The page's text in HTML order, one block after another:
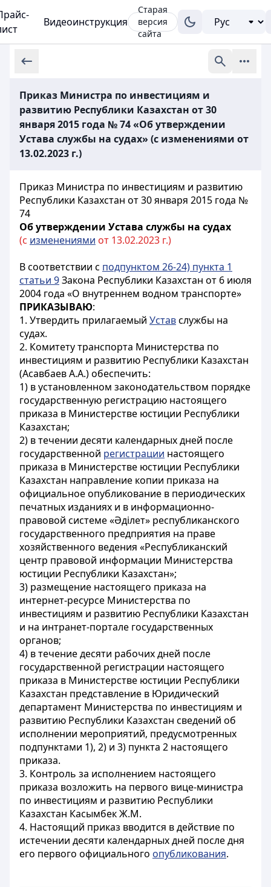
Видеоинструкция
Старая
версия
сайта
Приказ Министра по инвестициям и
развитию Республики Казахстан от 30
января 2015 года № 74 «Об утверждении
Устава службы на судах» (с изменениями от
13.02.2023 г.)
Приказ Министра по инвестициям и развитию
Республики Казахстан от 30 января 2015 года №
74
Об утверждении Устава службы на судах
(с изменениями от 13.02.2023 г.)
В соответствии с подпунктом 26-24) пункта 1
статьи 9Закона Республики Казахстан от 6 июля
2004 года «О внутреннем водном транспорте»
ПРИКАЗЫВАЮ:
1. Утвердить прилагаемый Уставслужбы на
судах.
2. Комитету транспорта Министерства по
инвестициям и развитию Республики Казахстан
(Асавбаев А.А.) обеспечить:
1) в установленном законодательством порядке
государственную регистрацию настоящего
приказа в Министерстве юстиции Республики
Казахстан;
2) в течении десяти календарных дней после
государственной регистрации настоящего
приказа в Министерстве юстиции Республики
Казахстан направление копии приказа на
официальное опубликование в периодических
печатных изданиях и в информационно-
правовой системе «Әділет» республиканского
государственного предприятия на праве
хозяйственного ведения «Республиканский
центр правовой информации Министерства
юстиции Республики Казахстан»;
3) размещение настоящего приказа на
интернет-ресурсе Министерства по
инвестициям и развитию Республики Казахстан
и на интранет-портале государственных
органов;
4) в течение десяти рабочих дней после
государственной регистрации настоящего
приказа в Министерстве юстиции Республики
Казахстан представление в Юридический
департамент Министерства по инвестициям и
развитию Республики Казахстан сведений об
исполнении мероприятий, предусмотренных
подпунктами 1), 2) и 3) пункта 2 настоящего
приказа.
3. Контроль за исполнением настоящего
приказа возложить на первого вице-министра
по инвестициям и развитию Республики
Казахстан Касымбек Ж.М.
4. Настоящий приказ вводится в действие по
истечении десяти календарных дней после дня
его первого официального опубликования.